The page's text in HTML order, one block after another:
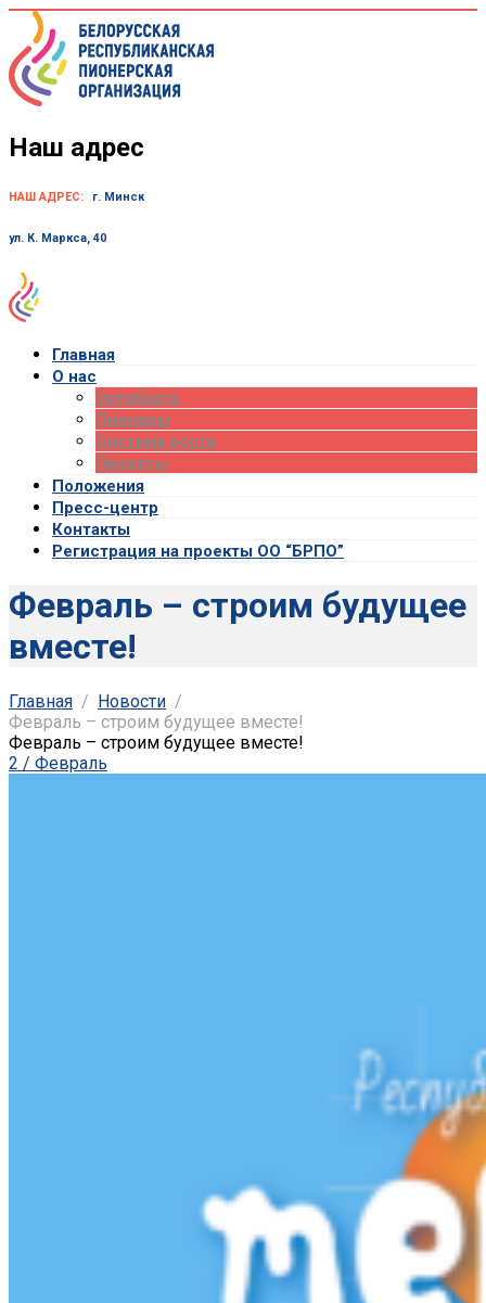
Skip
content
Наш адрес
НАШ АДРЕС: г. Минск
ул. К. Маркса, 40
Главная
О нас
Октябрята
Пионеры
Система роста
Проекты
Положения
Пресс-центр
Контакты
Регистрация на проекты ОО “БРПО”
Февраль – строим будущее
вместе!
Главная
Новости
Февраль – строим будущее вместе!
Февраль – строим будущее вместе!
2 / Февраль